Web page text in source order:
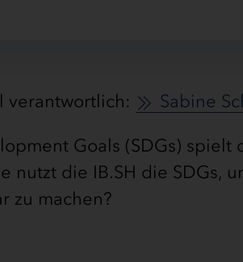
verantwortlich: Sabine
Goals (SDGs) spielt
nutzt die IB.SH die SDGs,
zu machen?